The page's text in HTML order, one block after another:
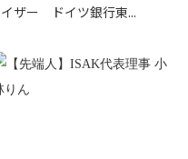
イザー ドイツ銀行東...